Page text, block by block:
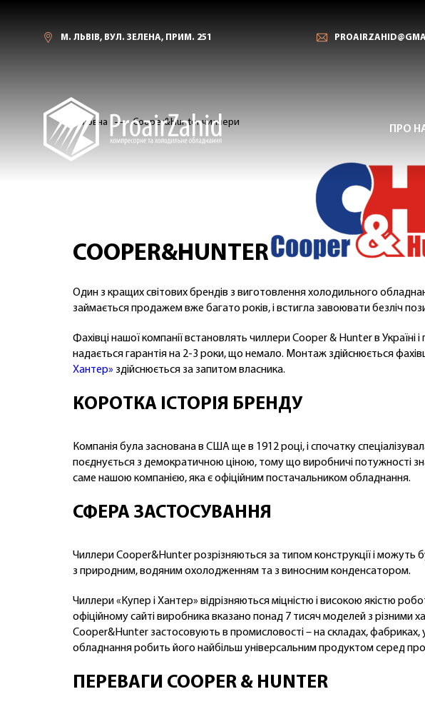
М. ЛЬВІВ, ВУЛ. ЗЕЛЕНА, ПРИМ. 251
ПРО
Головна Cooper&Hunter чиллери
COOPER&HUNTER
Один з кращих світових брендів з виготовлення холодильного
займається продажем вже багато років, і встигла завоювати безліч
Фахівці нашої компанії встановлять чиллери Cooper & Hunter в
надається гарантія на 2-3 роки, що немало. Монтаж здійснюється
Хантер» здійснюється за запитом власника.
КОРОТКА ІСТОРІЯ БРЕНДУ
Компанія була заснована в США ще в 1912 році, і спочатку
поєднується з демократичною ціною, тому що виробничі потужності
саме нашою компанією, яка є офіційним постачальником обладнання.
СФЕРА ЗАСТОСУВАННЯ
Чиллери Cooper&Hunter розрізняються за типом конструкції і можуть
з природним, водяним охолодженням та з виносним конденсатором.
Чиллери «Купер і Хантер» відрізняються міцністю і високою якістю
офіційному сайті виробника вказано понад 7 тисяч моделей з різними
Cooper&Hunter застосовують в промисловості – на складах, фабриках,
обладнання робить його найбільш універсальним продуктом серед
ПЕРЕВАГИ COOPER & HUNTER